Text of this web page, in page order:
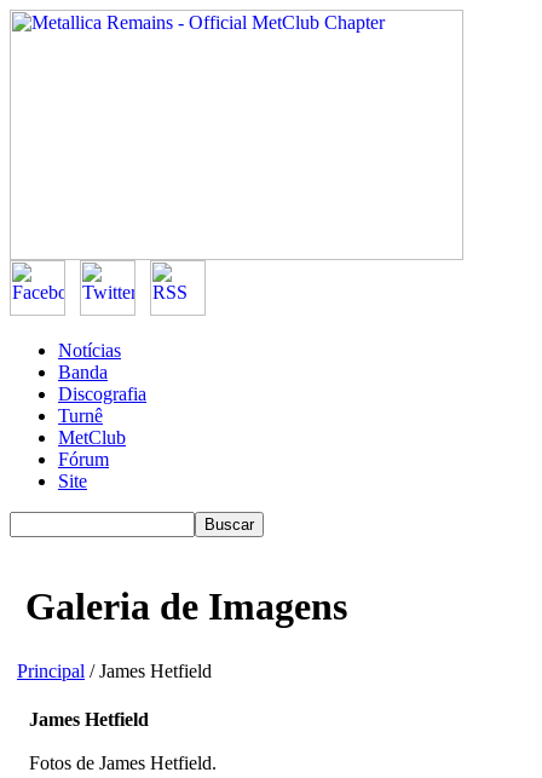
Notícias
Banda
Discografia
Turnê
MetClub
Fórum
Site
Galeria de Imagens
Principal / James Hetfield
James Hetfield
Fotos de James Hetfield.